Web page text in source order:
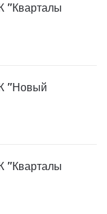
"Кварталы
"Новый
"Кварталы